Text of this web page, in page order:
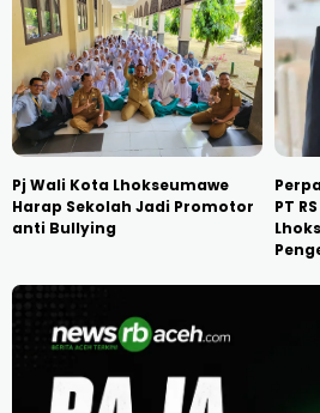
Pj Wali Kota Lhokseumawe
Harap Sekolah Jadi Promotor
anti Bullying
PT